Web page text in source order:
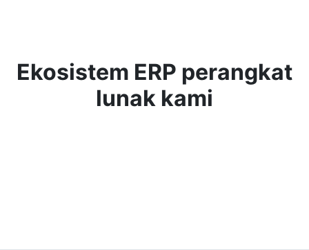
Ekosistem ERP perangkat
lunak kami